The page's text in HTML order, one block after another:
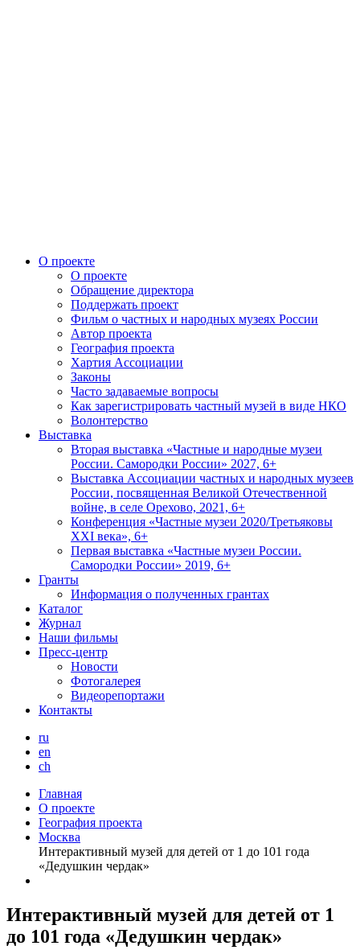
О проекте
О проекте
Обращение директора
Поддержать проект
Фильм о частных и народных музеях России
Автор проекта
География проекта
Хартия Ассоциации
Законы
Часто задаваемые вопросы
Как зарегистрировать частный музей в виде НКО
Волонтерство
Выставка
Вторая выставка «Частные и народные музеи
России. Самородки России» 2027, 6+
Выставка Ассоциации частных и народных музеев
России, посвященная Великой Отечественной
войне, в селе Орехово, 2021, 6+
Конференция «Частные музеи 2020/Третьяковы
XXI века», 6+
Первая выставка «Частные музеи России.
Самородки России» 2019, 6+
Гранты
Информация о полученных грантах
Каталог
Журнал
Наши фильмы
Пресс-центр
Новости
Фотогалерея
Видеорепортажи
Контакты
ru
en
ch
Главная
О проекте
География проекта
Москва
Интерактивный музей для детей от 1 до 101 года
«Дедушкин чердак»
Интерактивный музей для детей от 1
до 101 года «Дедушкин чердак»